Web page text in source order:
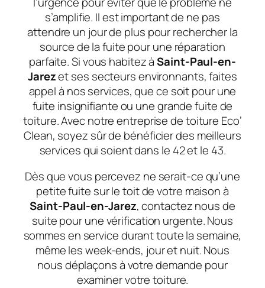
s’amplifie. Il est important de ne pas
attendre un jour de plus pour rechercher la
source de la fuite pour une réparation
parfaite. Si vous habitez àSaint-Paul-en-
Jarezet ses secteurs environnants, faites
appel à nos services, que ce soit pour une
fuite insignifiante ou une grande fuite de
toiture. Avec notre entreprise de toiture Eco’
Clean, soyez sûr de bénéficier des meilleurs
services qui soient dans le 42 et le 43.
Dès que vous percevez ne serait-ce qu’une
petite fuite sur le toit de votre maison à
Saint-Paul-en-Jarez, contactez nous de
suite pour une vérification urgente. Nous
sommes en service durant toute la semaine,
même les week-ends, jour et nuit. Nous
nous déplaçons à votre demande pour
examiner votre toiture.